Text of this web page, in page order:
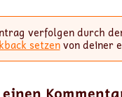
verfolgen durch
setzenvon deiner